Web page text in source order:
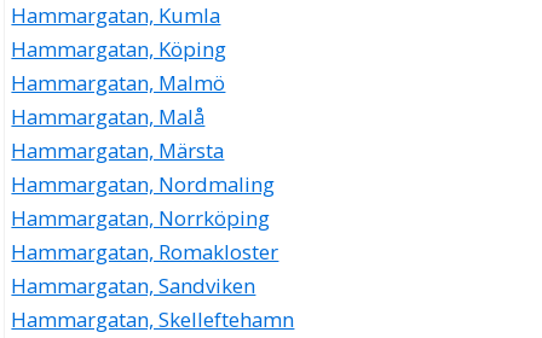
Hammargatan, Kumla
Hammargatan, Köping
Hammargatan, Malmö
Hammargatan, Malå
Hammargatan, Märsta
Hammargatan, Nordmaling
Hammargatan, Norrköping
Hammargatan, Romakloster
Hammargatan, Sandviken
Hammargatan, Skelleftehamn